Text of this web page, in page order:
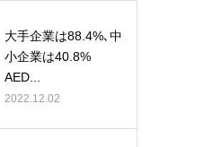
大手企業は88.4%､中
小企業は40.8%
AED...
2022.12.02